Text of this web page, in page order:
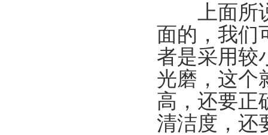
上面所说
面的，我们
者是采用较
光磨，这个
高，还要正
清洁度，还